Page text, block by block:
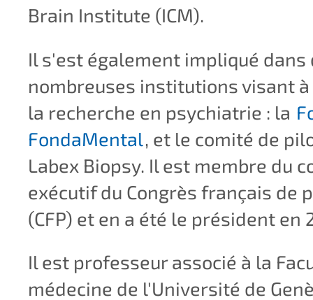
Brain Institute (ICM).
Il s'est également impliqué dans
nombreuses institutions visant
la recherche en psychiatrie : la
FondaMental , et le comité de
Labex Biopsy. Il est membre du
exécutif du Congrès français de
(CFP) et en a été le président en
Il est professeur associé à la
médecine de l'Université de